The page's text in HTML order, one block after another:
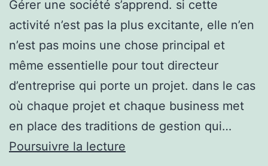
Gérer une société s’apprend. si cette
activité n’est pas la plus excitante, elle n’en
n’est pas moins une chose principal et
même essentielle pour tout directeur
d’entreprise qui porte un projet. dans le cas
où chaque projet et chaque business met
en place des traditions de gestion qui…
Poursuivre la lecture